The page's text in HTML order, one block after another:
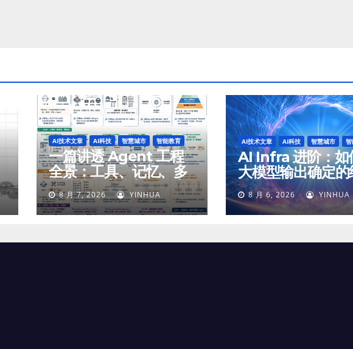
AI技术文章 AI科技 智慧城市 智能教育
一篇讲透 Agent 工程
全景：工具、记忆、多
智能体、安全与最终交
付8 月 7, 2026 YINHUA
AI技术文章 AI科技 智慧城市
AI Infra 进阶：如
大模型输出确定的
8 月 6, 2026 YINHUA